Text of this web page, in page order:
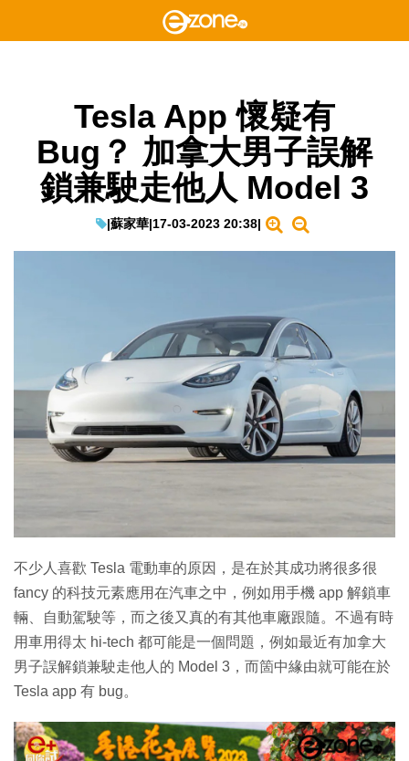
Tesla App 懷疑有
Bug？ 加拿大男子誤解
鎖兼駛走他人 Model 3
|蘇家華|17-03-2023 20:38|
不少人喜歡 Tesla 電動車的原因，是在於其成功將很多很
fancy 的科技元素應用在汽車之中，例如用手機 app 解鎖車
輛、自動駕駛等，而之後又真的有其他車廠跟隨。不過有時
用車用得太 hi-tech 都可能是一個問題，例如最近有加拿大
男子誤解鎖兼駛走他人的 Model 3，而箇中緣由就可能在於
Tesla app 有 bug。